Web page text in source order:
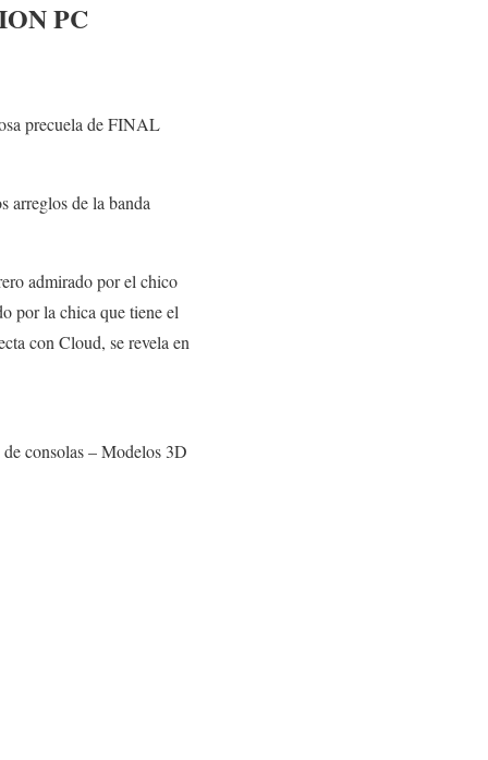
PC
precuela de FINAL
arreglos de la banda
admirado por el chico
por la chica que tiene el
con Cloud, se revela en
consolas – Modelos 3D